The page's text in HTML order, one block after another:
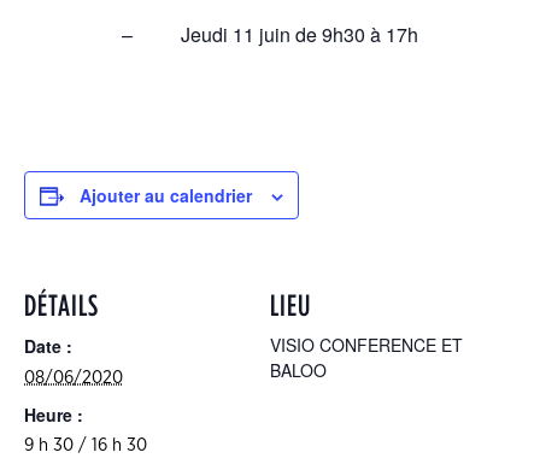
– Jeudi 11 juin de 9h30 à 17h
Ajouter au calendrier
DÉTAILS
Date :
08/06/2020
Heure :
9 h 30 / 16 h 30
LIEU
VISIO CONFERENCE ET
BALOO